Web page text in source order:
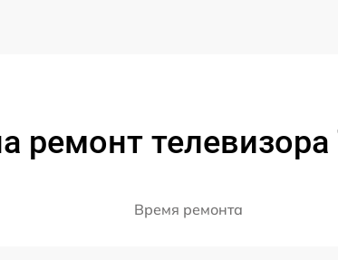
ремонт телевизора
Время ремонта